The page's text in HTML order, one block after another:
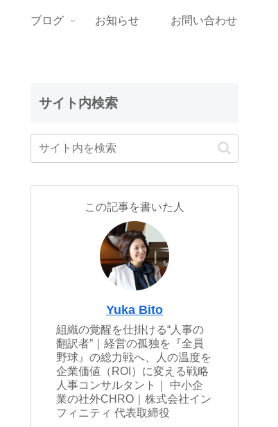
ブログ お知らせ お問い合わせ
サイト内検索
この記事を書いた人
Yuka Bito
組織の覚醒を仕掛ける“人事の
翻訳者”｜経営の孤独を『全員
野球』の総力戦へ、人の温度を
企業価値（ROI）に変える戦略
人事コンサルタント｜ 中小企
業の社外CHRO｜株式会社イン
フィニティ 代表取締役